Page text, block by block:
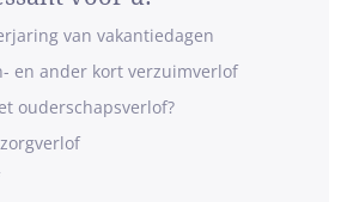
van vakantiedagen
en ander kort verzuimverlof
ouderschapsverlof?